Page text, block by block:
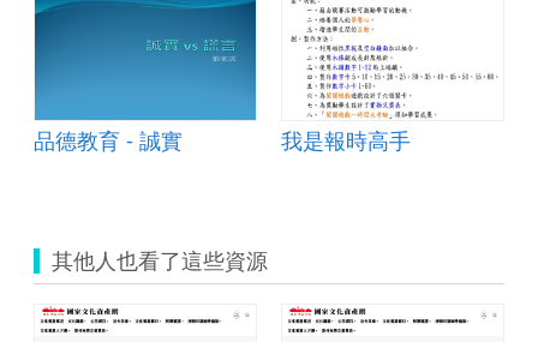
品德教育 - 誠實 我是報時高手
其他人也看了這些資源